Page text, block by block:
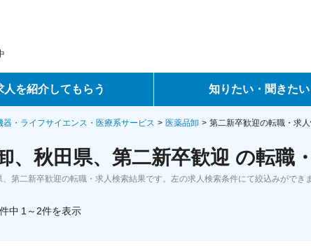
人を紹介してもらう
トサービス
ービス
知りたい・聞きたい
転職ノウハウ
データで見る転職
器・ライフサイエンス・医療系サービス 医薬品卸 第二新卒歓迎の転職・求
、秋田県、第二新卒歓迎 の転職
、第二新卒歓迎の転職・求人検索結果です。左の求人検索条件にて絞込みができ
件中 1～2件を表示